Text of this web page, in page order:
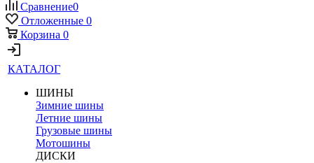
Сравнение0
Отложенные 0
Корзина 0
КАТАЛОГ
ШИНЫ
Зимние шины
Летние шины
Грузовые шины
Мотошины
ДИСКИ